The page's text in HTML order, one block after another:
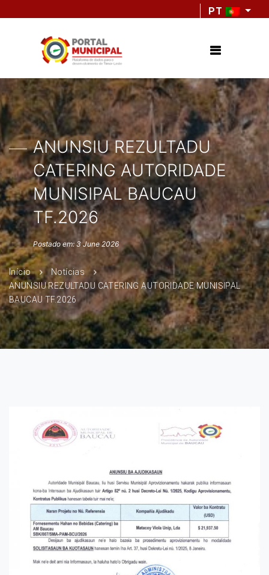
PT
ANUNSIU REZULTADU
CATERING AUTORIDADE
MUNISIPAL BAUCAU
TF.2026
Postado em: 3 June 2026
Início
Notícias
ANUNSIU REZULTADU CATERING AUTORIDADE MUNISIPAL
BAUCAU TF.2026